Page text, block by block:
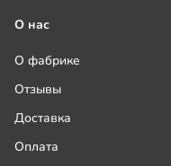
О нас
О фабрике
Отзывы
Доставка
Оплата